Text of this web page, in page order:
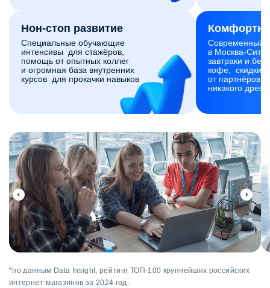
Нон-стоп развитие
Специальные обучающие
интенсивы для стажёров,
помощь от опытных коллег
и огромная база внутренних
курсов для прокачки навыков
Современный
в Москва-Сити,
завтраки и
кофе, скидки
от партнёров.
никакого
*по данным Data Insight, рейтинг ТОП-100 крупнейших российских
интернет-магазинов за 2024 год.